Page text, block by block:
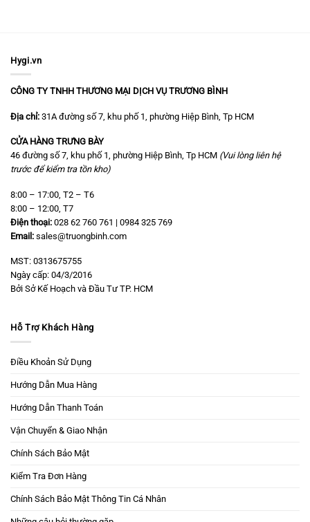
Hygi.vn
CÔNG TY TNHH THƯƠNG MẠI DỊCH VỤ TRƯƠNG BÌNH
Địa chỉ: 31A đường số 7, khu phố 1, phường Hiệp Bình, Tp HCM
CỬA HÀNG TRƯNG BÀY
46 đường số 7, khu phố 1, phường Hiệp Bình, Tp HCM (Vui lòng liên hệ
trước để kiểm tra tồn kho)
8:00 – 17:00, T2 – T6
8:00 – 12:00, T7
Điện thoại: 028 62 760 761 | 0984 325 769
Email: sales@truongbinh.com
MST: 0313675755
Ngày cấp: 04/3/2016
Bởi Sở Kế Hoạch và Đầu Tư TP. HCM
Hỗ Trợ Khách Hàng
Điều Khoản Sử Dụng
Hướng Dẫn Mua Hàng
Hướng Dẫn Thanh Toán
Vận Chuyển & Giao Nhận
Chính Sách Bảo Mật
Kiểm Tra Đơn Hàng
Chính Sách Bảo Mật Thông Tin Cá Nhân